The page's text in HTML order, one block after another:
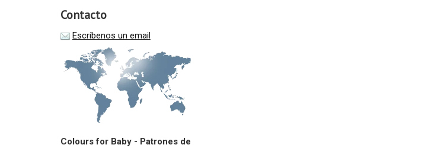
Contacto
Escríbenos un email
Colours for Baby - Patrones de